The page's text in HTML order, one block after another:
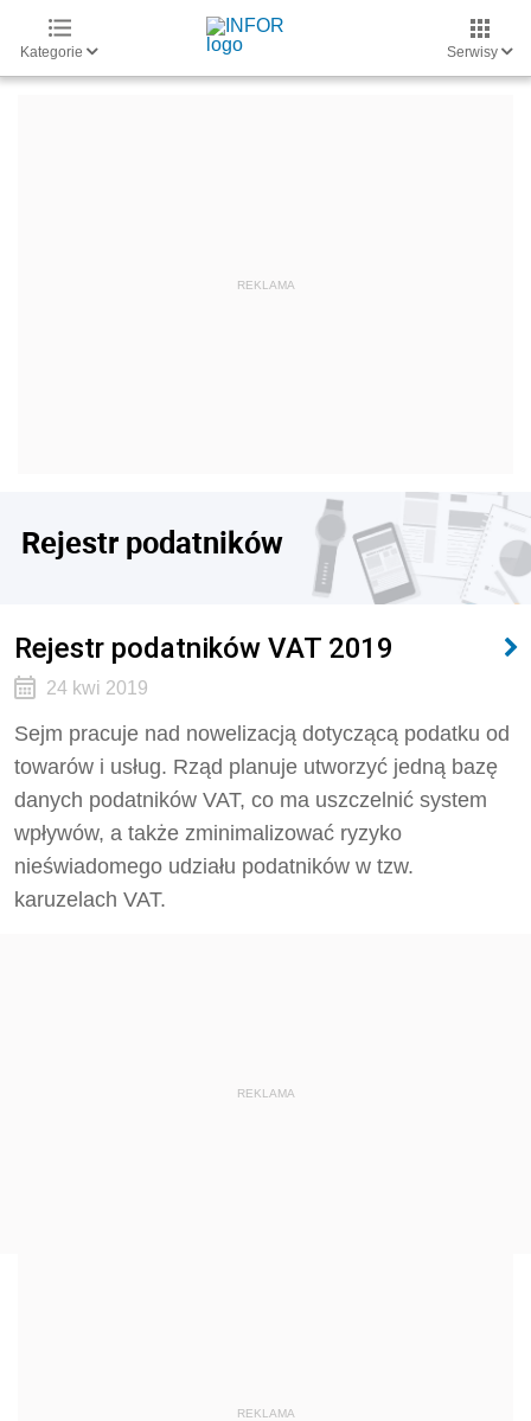
Kategorie Serwisy
Rejestr podatników
Rejestr podatników VAT 2019
24 kwi 2019
Sejm pracuje nad nowelizacją dotyczącą podatku od
towarów i usług. Rząd planuje utworzyć jedną bazę
danych podatników VAT, co ma uszczelnić system
wpływów, a także zminimalizować ryzyko
nieświadomego udziału podatników w tzw.
karuzelach VAT.
REKLAMA
REKLAMA